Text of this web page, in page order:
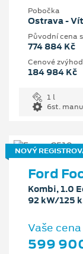
Pobočka
Ostrava -
Původní cena
774 884 Kč
Cenové
184 984 Kč
1 l
6st.
NOVÝ
Ford
Kombi, 1.0
92 kW/125
Vaše cena
599